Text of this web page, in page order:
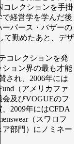
コレクションを手掛
経営学を学んだ後
パース・バザーの
て勤めたあと、デザ
コレクションを発
ョン界の最も才能
され、2006年には
（アメリカファ
会及びVOGUEのフ
2009年にはCFDA
（スワロフ
ア部門）にノミネー